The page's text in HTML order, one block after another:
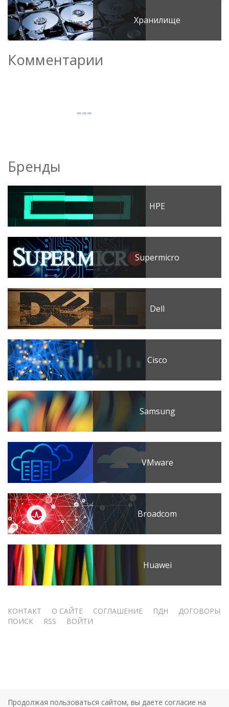
Хранилище
Комментарии
Бренды
HPE
Supermicro
Dell
Cisco
Samsung
VMware
Broadcom
Huawei
Меню
КОНТАКТ О САЙТЕ СОГЛАШЕНИЕ ПДН
ДОГОВОРЫ
ПОИСК
RSS ВОЙТИ
Продолжая пользоваться сайтом, вы даете согласие на